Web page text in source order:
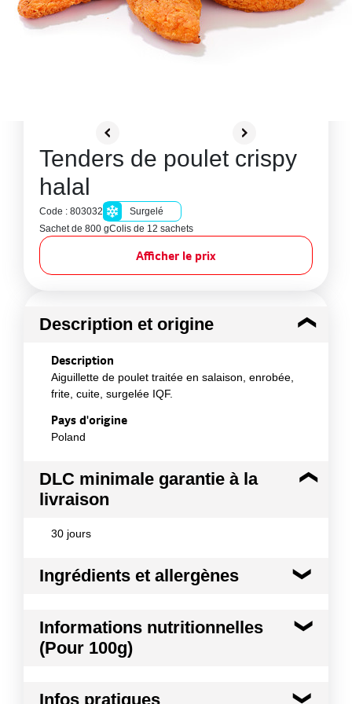
Tenders de poulet crispy
halal
Code : 803032
Surgelé
Sachet de 800 gColis de 12 sachets
Afficher le prix
Description et origine
Description
Aiguillette de poulet traitée en salaison, enrobée,
frite, cuite, surgelée IQF.
Pays d'origine
Poland
DLC minimale garantie à la
livraison
30 jours
Ingrédients et allergènes
Aiguillette de poulet (56%), enrobage (farine de blé,
amidon de blé, sel, huile de colza, agents levant:
E450, E500; épices, arômes naturels, ail, levure),
d'épices (dont céleri), sucre, extrait de levure, ail en
Informations nutritionnelles
(Pour 100g)
Infos pratiques